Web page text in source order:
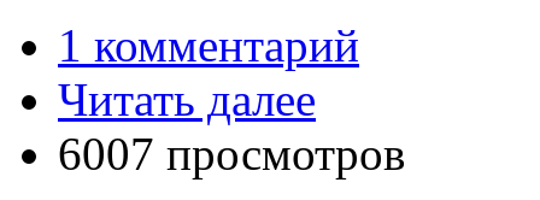
1 комментарий
Читать далее
6007 просмотров